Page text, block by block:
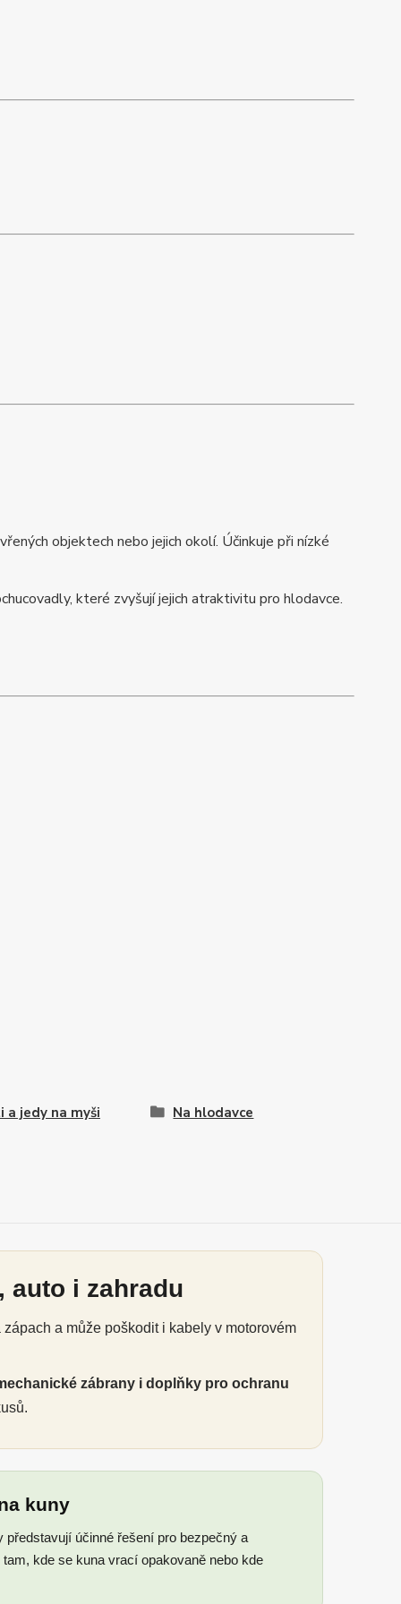
objektech nebo jejich okolí. Účinkuje při nízké
které zvyšují jejich atraktivitu pro hlodavce.
a jedy na myši
Na hlodavce
auto i zahradu
a může poškodit i kabely v motorovém
zábrany i doplňky pro ochranu
kuny
představují účinné řešení pro bezpečný a
kde se kuna vrací opakovaně nebo kde